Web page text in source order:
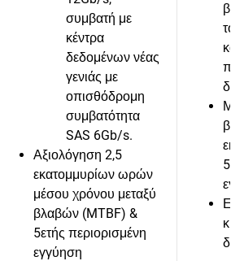
συμβατή με
κέντρα
δεδομένων νέας
γενιάς με
οπισθόδρομη
συμβατότητα
SAS 6Gb/s.
Αξιολόγηση 2,5
εκατομμυρίων ωρών
μέσου χρόνου μεταξύ
βλαβών (MTBF) &
5ετής περιορισμένη
εγγύηση